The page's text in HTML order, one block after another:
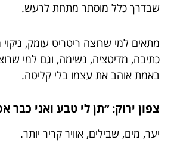
שבדרך כלל מוסתר מתחת לרעש.
מתאים למי שרוצה ריטריט עומק, ניקוי
כתיבה, מדיטציה, נשימה, וגם למי
באמת אוהב את עצמו בלי קליטה.
צפון ירוק: ״תן לי טבע ואני כבר
יער, מים, שבילים, אוויר קריר יותר.